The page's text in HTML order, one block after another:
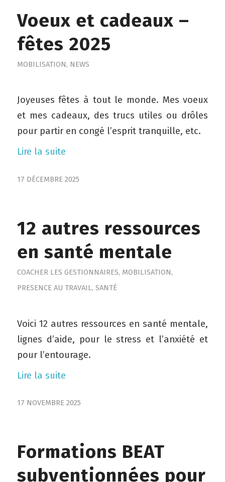
Voeux et cadeaux –
fêtes 2025
MOBILISATION, NEWS
Joyeuses fêtes à tout le monde. Mes voeux
et mes cadeaux, des trucs utiles ou drôles
pour partir en congé l’esprit tranquille, etc.
Lire la suite
17 DÉCEMBRE 2025
12 autres ressources
en santé mentale
COACHER LES GESTIONNAIRES, MOBILISATION,
PRESENCE AU TRAVAIL, SANTÉ
Voici 12 autres ressources en santé mentale,
lignes d’aide, pour le stress et l’anxiété et
pour l’entourage.
Lire la suite
17 NOVEMBRE 2025
Formations BEAT
subventionnées pour